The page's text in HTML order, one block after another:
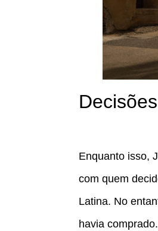
Enquanto isso,
com quem
Latina. No
havia